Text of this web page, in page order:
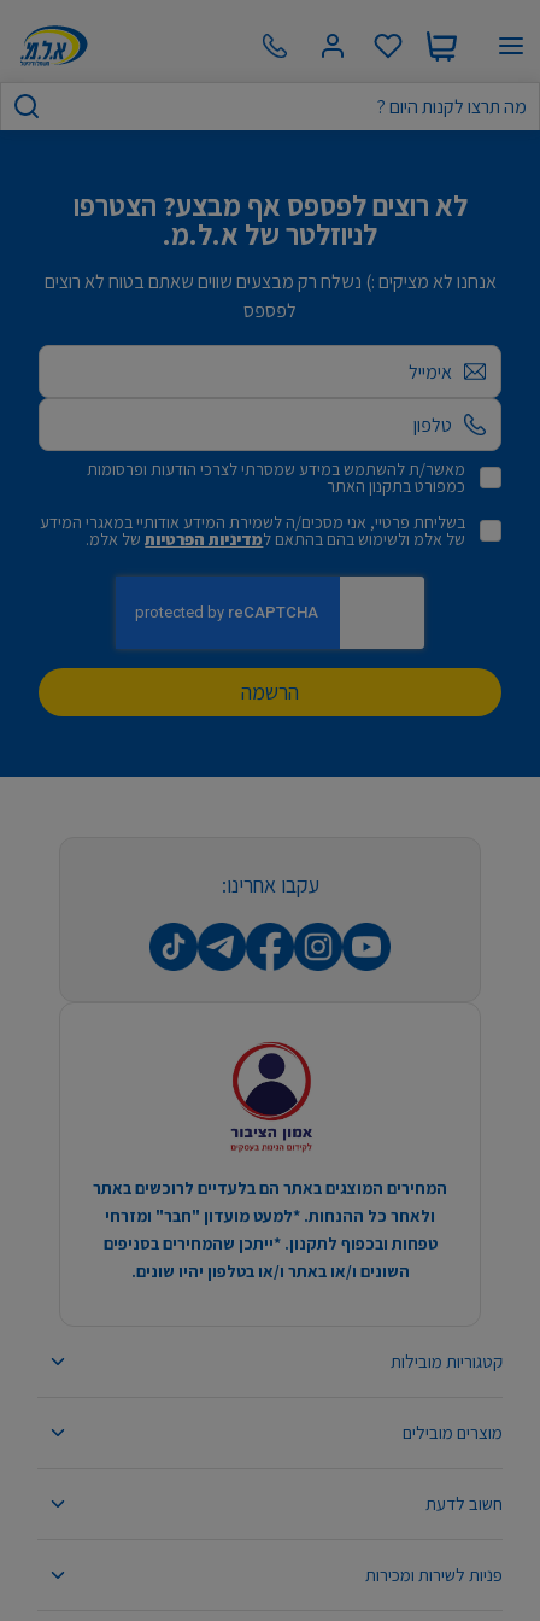
לא רוצים לפספס אף מבצע? הצטרפו
לניוזלטר של א.ל.מ.
אנחנו לא מציקים :) נשלח רק מבצעים שווים שאתם בטוח לא רוצים
לפספס
אימייל
מאשר/ת להשתמש במידע שמסרתי לצרכי הודעות ופרסומות
כמפורט בתקנון האתר
בשליחת פרטיי, אני מסכים/ה לשמירת המידע אודותיי במאגרי המידע
של אלמ ולשימוש בהם בהתאם למדיניות הפרטיותשל אלמ.
הרשמה
קטגוריות מובילות
מוצרים מובילים
חשוב לדעת
פניות לשירות ומכירות
עקבו אחרינו:
המחירים המוצגים באתר הם בלעדיים לרוכשים באתר
ולאחר כל ההנחות. *למעט מועדון "חבר" ומזרחי
טפחות ובכפוף לתקנון. *ייתכן שהמחירים בסניפים
השונים ו/או באתר ו/או בטלפון יהיו שונים.